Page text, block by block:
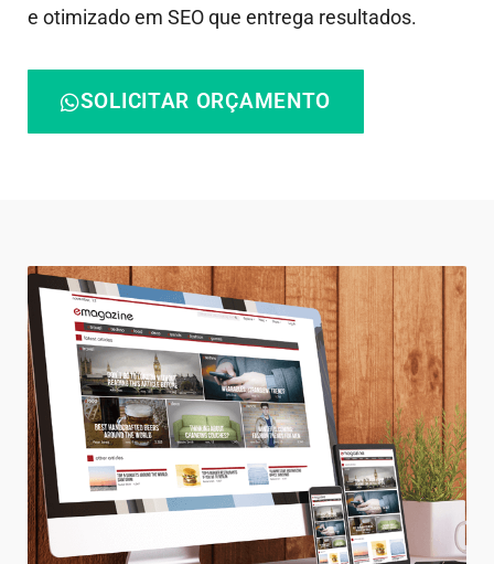
e otimizado em SEO que entrega resultados.
SOLICITAR ORÇAMENTO